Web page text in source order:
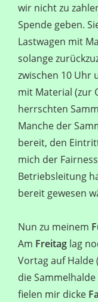
wir nicht zu
Spende geben.
Lastwagen mit
solange
zwischen 10 Uhr
mit Material (zur
herrschten
Manche der
bereit, den
mich der
Betriebsleitung
bereit gewesen
Nun zu meinem
Am Freitag lag
Vortag auf Halde
die
fielen mir dicke